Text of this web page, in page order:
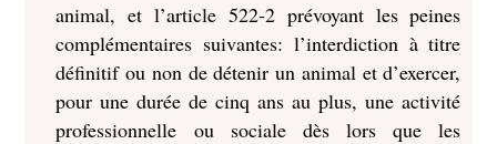
animal, et l’article 522-2 prévoyant les peines
complémentaires suivantes: l’interdiction à titre
définitif ou non de détenir un animal et d’exercer,
pour une durée de cinq ans au plus, une activité
professionnelle ou sociale dès lors que les